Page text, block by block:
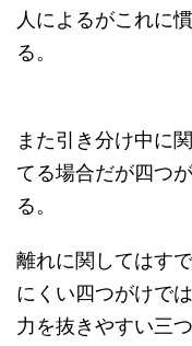
人によるがこれに
る。
また引き分け中に
てる場合だが四つ
る。
離れに関してはす
にくい四つがけで
力を抜きやすい三